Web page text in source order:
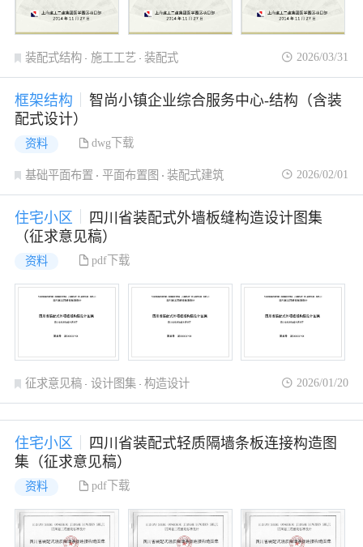
装配式结构 施工工艺 装配式 2026/03/31
框架结构
智尚小镇企业综合服务中心-结构（含装
配式设计）
资料 dwg下载
基础平面布置 平面布置图 装配式建筑 2026/02/01
住宅小区
四川省装配式外墙板缝构造设计图集
（征求意见稿）
资料 pdf下载
征求意见稿 设计图集 构造设计 2026/01/20
住宅小区
四川省装配式轻质隔墙条板连接构造图
集（征求意见稿）
资料 pdf下载